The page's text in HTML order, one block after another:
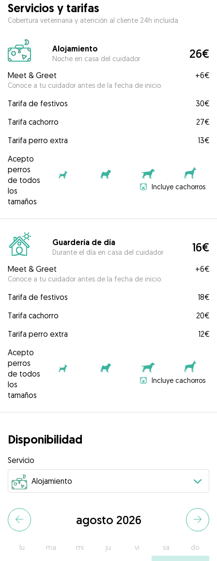
Servicios y tarifas
Cobertura veterinaria y atención al cliente 24h incluida
Alojamiento
Noche en casa del cuidador 26€
Meet & Greet
Conoce a tu cuidador antes de la fecha de inicio.
+6€
Tarifa de festivos
30€
Tarifa cachorro
27€
Tarifa perro extra
13€
Acepto
perros
de todos
los
tamaños
Incluye cachorros
Guardería de día
Durante el día en casa del cuidador 16€
Meet & Greet
Conoce a tu cuidador antes de la fecha de inicio.
+6€
Tarifa de festivos
18€
Tarifa cachorro
20€
Tarifa perro extra
12€
Acepto
perros
de todos
los
tamaños
Incluye cachorros
Disponibilidad
Servicio
agosto 2026
lu ma mi ju vi sa do